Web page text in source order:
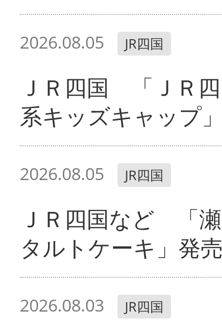
2026.08.05 JR四国
ＪＲ四国 「ＪＲ
系キッズキャップ
2026.08.05 JR四国
ＪＲ四国など 「
タルトケーキ」発
2026.08.03 JR四国